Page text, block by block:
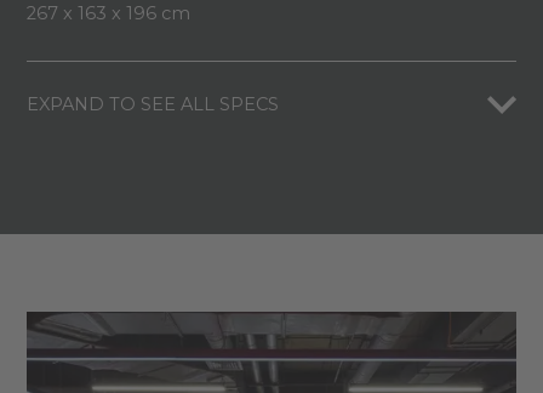
267 x 163 x 196 cm
EXPAND TO SEE ALL SPECS